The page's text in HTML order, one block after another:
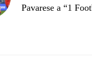
Pavarese a “1